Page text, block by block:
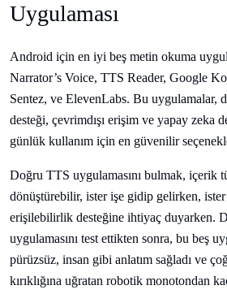
Uygulaması
Android için en iyi beş metin okuma
Narrator’s Voice, TTS Reader, Google
Sentez, ve ElevenLabs. Bu uygulamalar,
desteği, çevrimdışı erişim ve yapay zeka
günlük kullanım için en güvenilir
Doğru TTS uygulamasını bulmak, içerik
dönüştürebilir, ister işe gidip gelirken,
erişilebilirlik desteğine ihtiyaç duyarken.
uygulamasını test ettikten sonra, bu beş
pürüzsüz, insan gibi anlatım sağladı ve
kırıklığına uğratan robotik monotondan